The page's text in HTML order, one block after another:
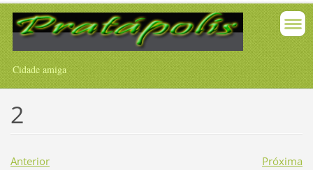
Cidade amiga
2
Anterior
Próxima